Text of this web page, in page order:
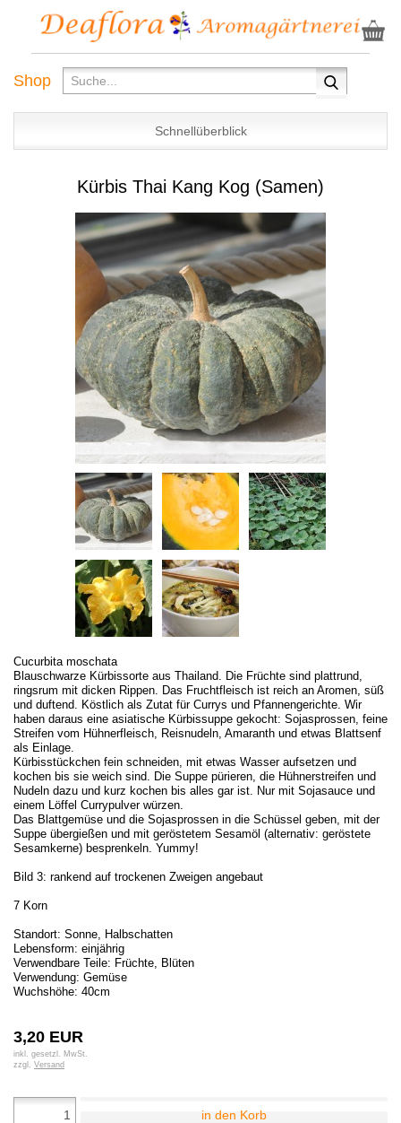
Shop
Schnellüberblick
Kürbis Thai Kang Kog (Samen)
Cucurbita moschata
Blauschwarze Kürbissorte aus Thailand. Die Früchte sind plattrund,
ringsrum mit dicken Rippen. Das Fruchtfleisch ist reich an Aromen, süß
und duftend. Köstlich als Zutat für Currys und Pfannengerichte. Wir
haben daraus eine asiatische Kürbissuppe gekocht: Sojasprossen, feine
Streifen vom Hühnerfleisch, Reisnudeln, Amaranth und etwas Blattsenf
als Einlage.
Kürbisstückchen fein schneiden, mit etwas Wasser aufsetzen und
kochen bis sie weich sind. Die Suppe pürieren, die Hühnerstreifen und
Nudeln dazu und kurz kochen bis alles gar ist. Nur mit Sojasauce und
einem Löffel Currypulver würzen.
Das Blattgemüse und die Sojasprossen in die Schüssel geben, mit der
Suppe übergießen und mit geröstetem Sesamöl (alternativ: geröstete
Sesamkerne) besprenkeln. Yummy!
Bild 3: rankend auf trockenen Zweigen angebaut
7 Korn
Standort: Sonne, Halbschatten
Lebensform: einjährig
Verwendbare Teile: Früchte, Blüten
Verwendung: Gemüse
Wuchshöhe: 40cm
3,20 EUR
inkl. gesetzl. MwSt.
zzgl. Versand
in den Korb